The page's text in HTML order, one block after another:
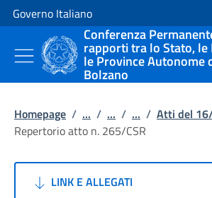
Vai al contenuto
Vai alla navigazione del sito
Governo Italiano
Conferenza
rapporti tra lo Stato, le
le Province Autonome
Bolzano
Homepage / ... / ... / ... / Atti del
Repertorio atto n. 265/CSR
LINK E ALLEGATI